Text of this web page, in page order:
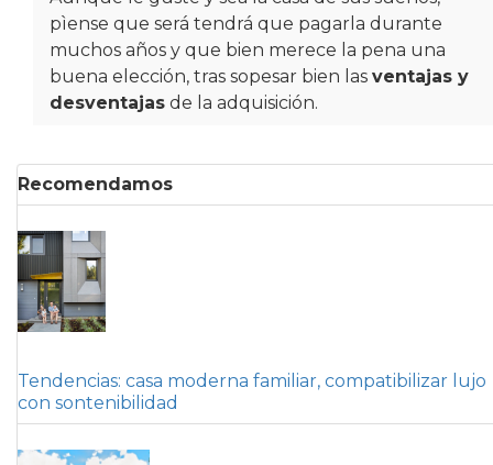
pìense que será tendrá que pagarla durante
muchos años y que bien merece la pena una
buena elección, tras sopesar bien las ventajas y
desventajas de la adquisición.
Recomendamos
Tendencias: casa moderna familiar, compatibilizar lujo
con sontenibilidad